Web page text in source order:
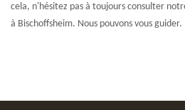
cela, n'hésitez pas à toujours consulter
à Bischoffsheim. Nous pouvons vous guider.